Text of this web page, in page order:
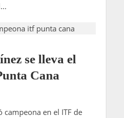
se lleva el
Cana
en el ITF de